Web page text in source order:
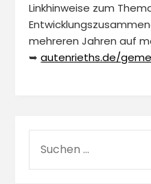
Linkhinweise zum
mehreren Jahren auf
➥autenrieths.de/